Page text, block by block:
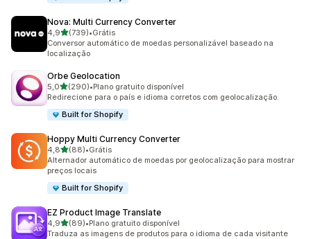
Nova: Multi Currency Converter
4,9de 5 estrelas
(739)
739 avaliações ao todo
•Grátis
Conversor automático de moedas personalizável baseado na
localização
Orbe Geolocation
5,0de 5 estrelas
(290)
290 avaliações ao todo
•Plano gratuito disponível
Redirecione para o país e idioma corretos com geolocalização.
Built for Shopify
Hoppy Multi Currency Converter
4,8de 5 estrelas
(88)
88 avaliações ao todo
•Grátis
Alternador automático de moedas por geolocalização para mostrar
preços locais
Built for Shopify
EZ Product Image Translate
4,9de 5 estrelas
(89)
89 avaliações ao todo
•Plano gratuito disponível
Traduza as imagens de produtos para o idioma de cada visitante